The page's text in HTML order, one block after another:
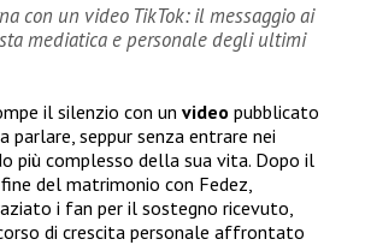
con un video TikTok: il messaggio ai
mediatica e personale degli ultimi
il silenzio con un video pubblicato
parlare, seppur senza entrare nei
più complesso della sua vita. Dopo il
del matrimonio con Fedez,
i fan per il sostegno ricevuto,
di crescita personale affrontato